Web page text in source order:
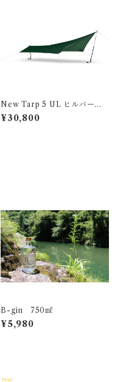
New Tarp 5 UL ヒルバーグ
タープ5 グリーン
¥30,800
B-gin 750㎖
¥5,980